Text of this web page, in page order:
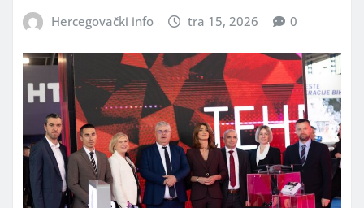
Hercegovački info tra 15, 2026 0